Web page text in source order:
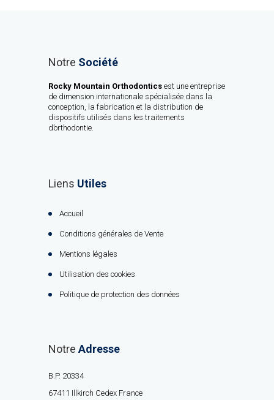
Notre Société
Rocky Mountain Orthodontics est une entreprise
de dimension internationale spécialisée dans la
conception, la fabrication et la distribution de
dispositifs utilisés dans les traitements
d’orthodontie.
Liens Utiles
Accueil
Conditions générales de Vente
Mentions légales
Utilisation des cookies
Politique de protection des données
Notre Adresse
B.P. 20334
67411 Illkirch Cedex France